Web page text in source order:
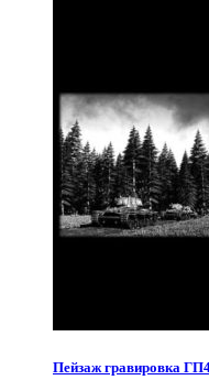
Пейзаж гравировка